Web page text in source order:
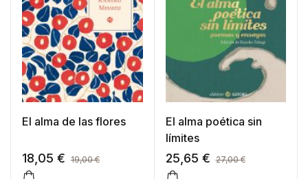
El alma de las flores
18,05 € 19,00€
El alma poética sin
límites
25,65 € 27,00€